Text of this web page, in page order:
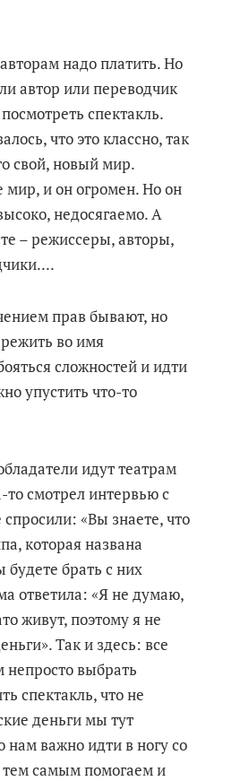
надо платить. Но
автор или переводчик
спектакль.
что это классно, так
свой, новый мир.
мир, и он огромен. Но он
недосягаемо. А
– режиссеры, авторы,
прав бывают, но
во имя
сложностей и идти
упустить что-то
идут театрам
то смотрел интервью с
«Вы знаете, что
которая названа
брать с них
ответила: «Я не думаю,
живут, поэтому я не
Так и здесь: все
выбрать
спектакль, что не
деньги мы тут
нам важно идти в ногу со
самым помогаем и